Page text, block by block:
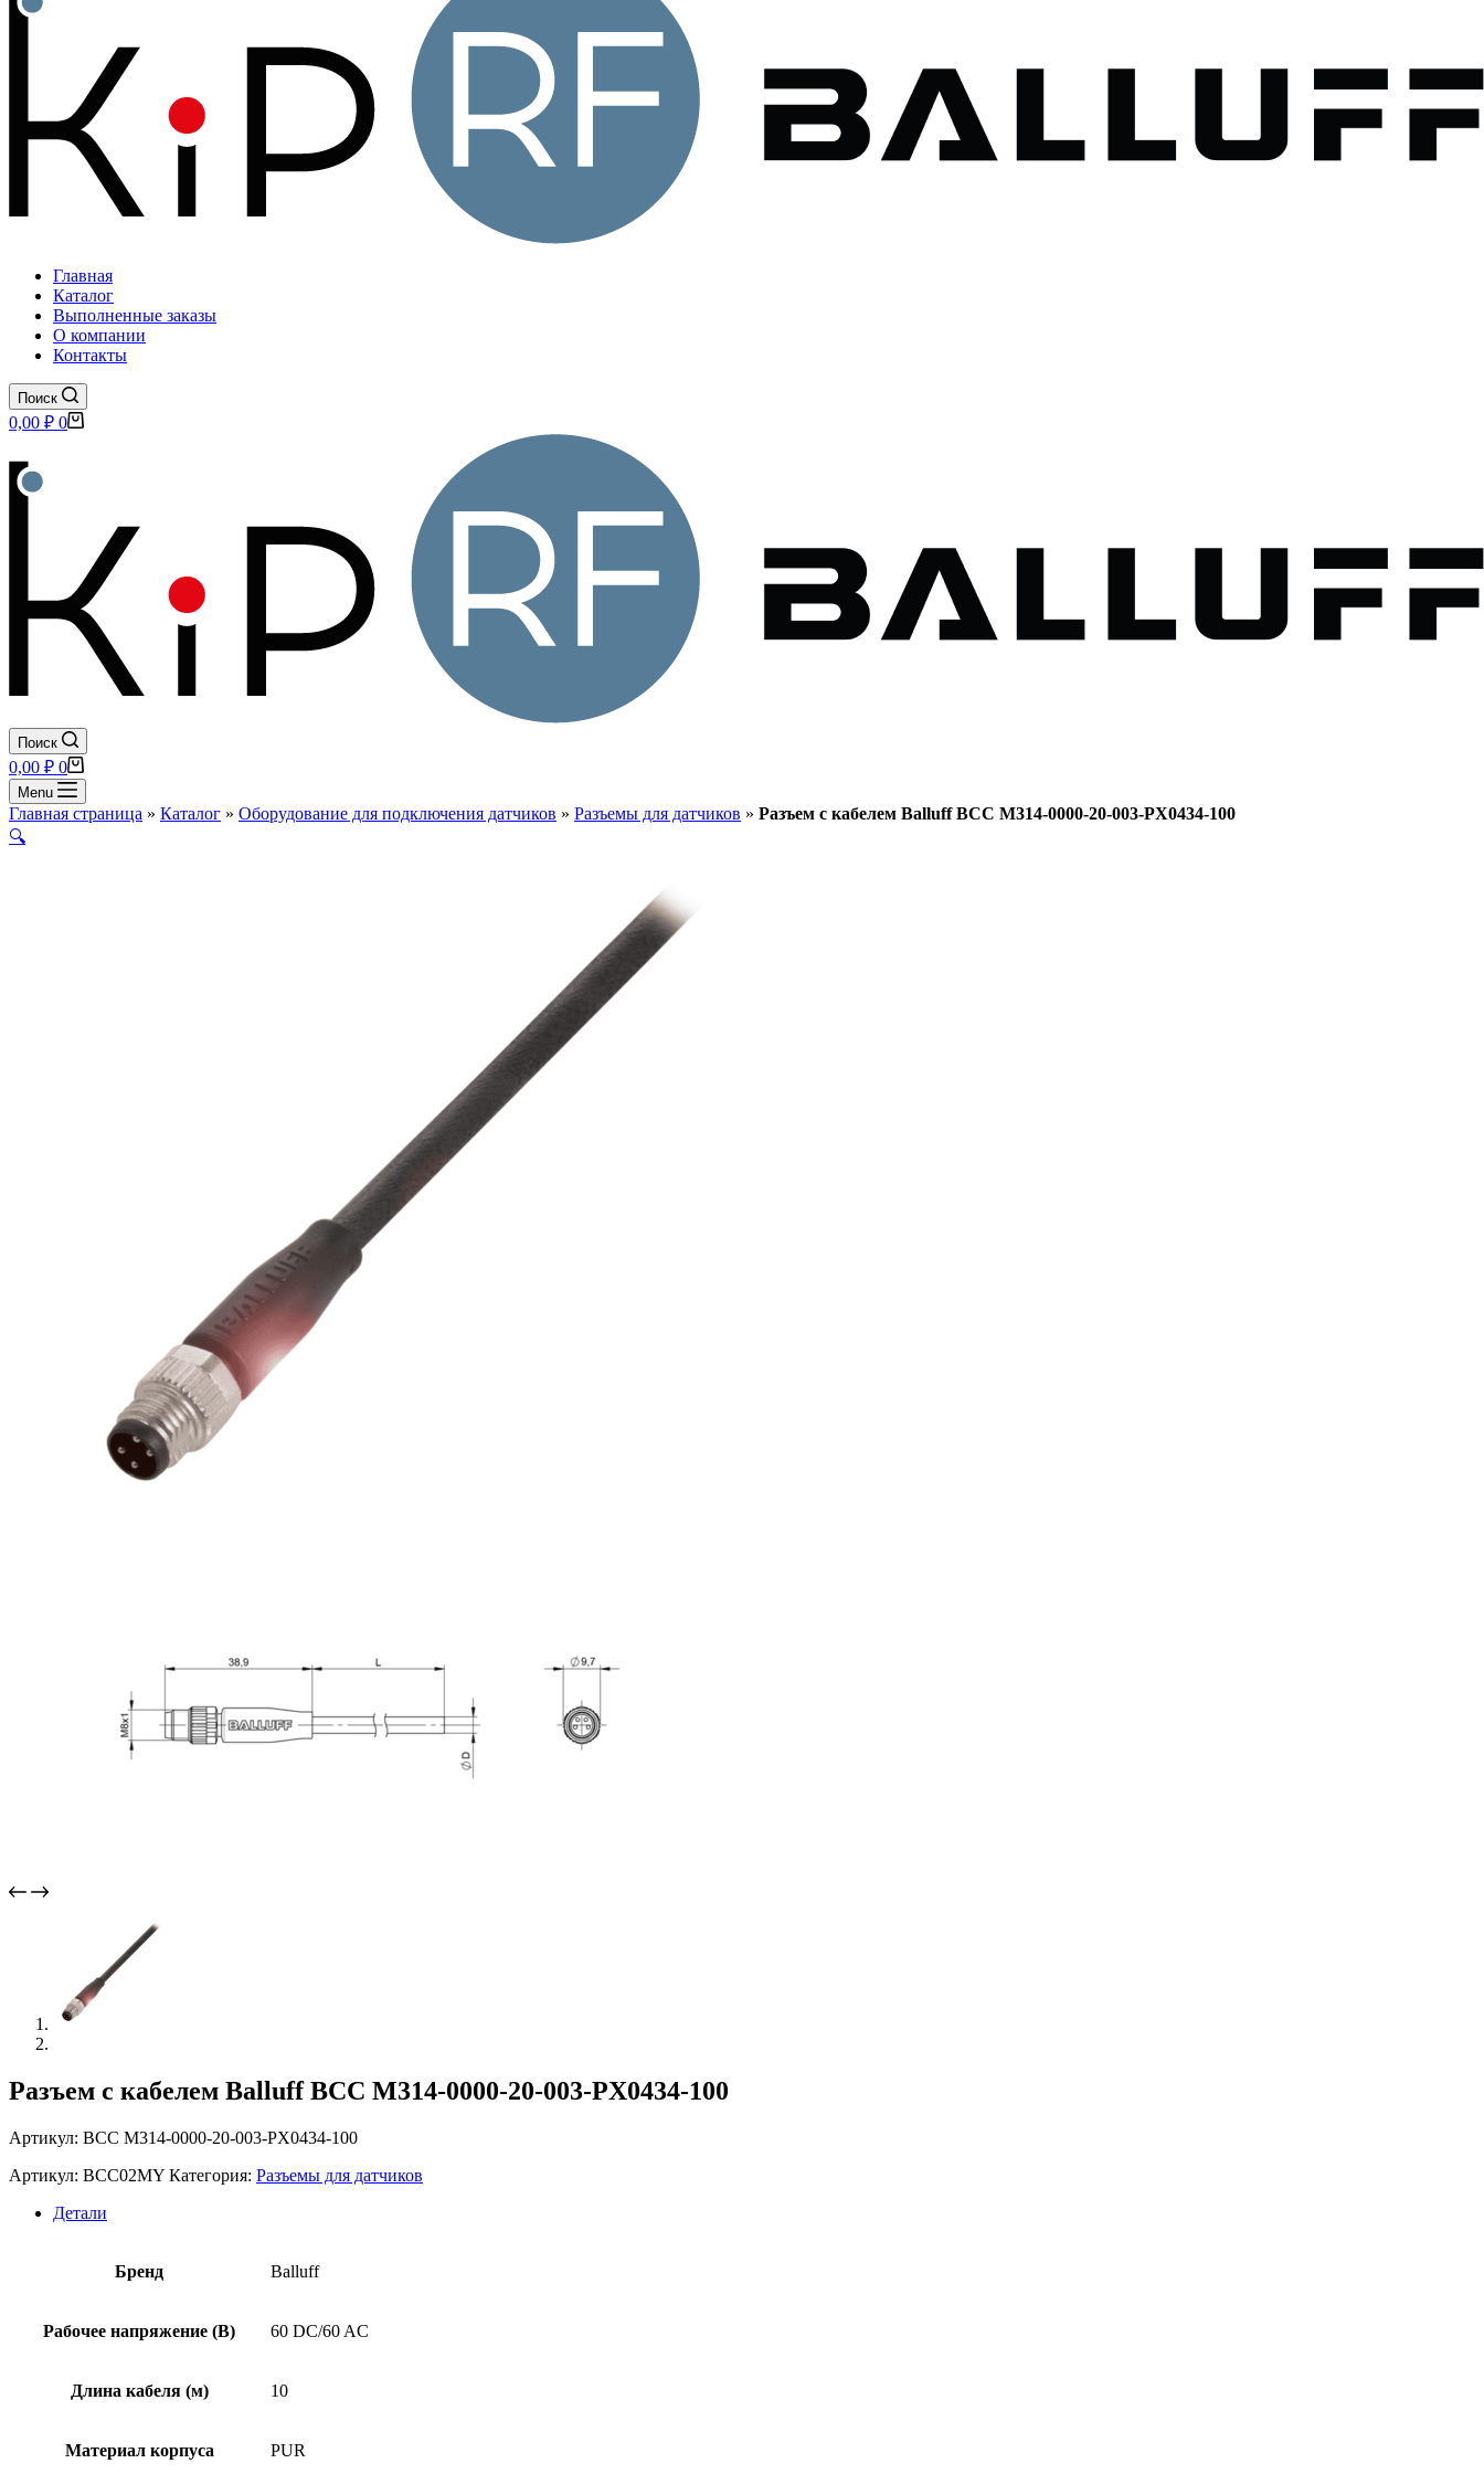
Главная
Каталог
Выполненные заказы
О компании
Контакты
Поиск
Корзина
0,00 ₽ 0
Поиск
Корзина
0,00 ₽ 0
Menu
Главная страница » Каталог » Оборудование для подключения датчиков » Разъемы для датчиков » Разъем с кабелем Balluff BCC M314-0000-20-003-PX0434-100
🔍
Разъем с кабелем Balluff BCC M314-0000-20-003-PX0434-100
Артикул: BCC M314-0000-20-003-PX0434-100
Артикул: BCC02MY Категория: Разъемы для датчиков
Детали
Бренд Balluff
Рабочее напряжение (В) 60 DC/60 AC
Длина кабеля (м) 10
Материал корпуса PUR